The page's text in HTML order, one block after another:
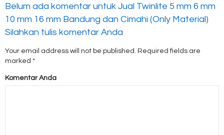
Belum ada komentar untuk Jual Twinlite 5 mm 6 mm
10 mm 16 mm Bandung dan Cimahi (Only Material)
Silahkan tulis komentar Anda
Your email address will not be published. Required fields are
marked *
Komentar Anda